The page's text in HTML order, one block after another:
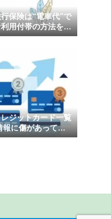
保険は“電車代”で
用付帯の方法をわ
ジットカード一覧
に傷があっても